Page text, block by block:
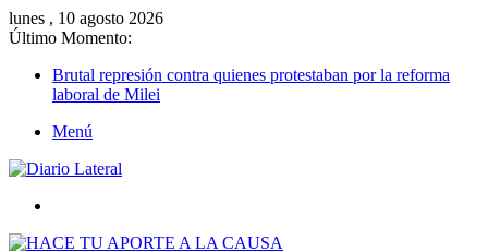
lunes , 10 agosto 2026
Último Momento:
Brutal represión contra quienes protestaban por la reforma
laboral de Milei
Menú